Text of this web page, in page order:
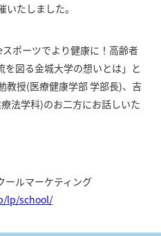
たしました。
ポーツでより健康に！高齢者
図る金城大学の想いとは」と
教授(医療健康学部 学部長)、吉
法学科)のお二方にお話しいた
ールマーケティング
lp/school/